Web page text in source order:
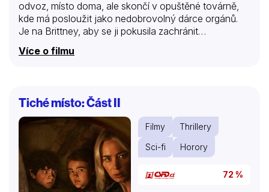
odvoz, místo doma, ale skončí v opuštěné továrně,
kde má posloužit jako nedobrovolný dárce orgánů.
Je na Brittney, aby se ji pokusila zachránit…
Více o filmu
Tiché místo: Část II
Filmy
Thrillery
Sci-fi
Horory
72 %